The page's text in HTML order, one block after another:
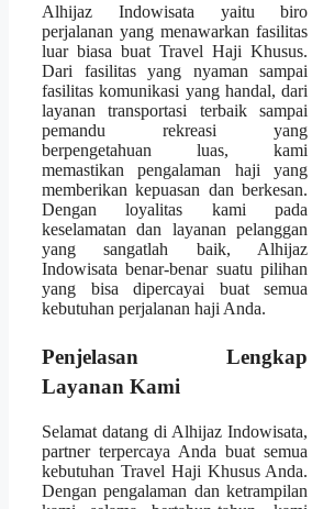
Alhijaz Indowisata yaitu biro
perjalanan yang menawarkan fasilitas
luar biasa buat Travel Haji Khusus.
Dari fasilitas yang nyaman sampai
fasilitas komunikasi yang handal, dari
layanan transportasi terbaik sampai
pemandu rekreasi yang
berpengetahuan luas, kami
memastikan pengalaman haji yang
memberikan kepuasan dan berkesan.
Dengan loyalitas kami pada
keselamatan dan layanan pelanggan
yang sangatlah baik, Alhijaz
Indowisata benar-benar suatu pilihan
yang bisa dipercayai buat semua
kebutuhan perjalanan haji Anda.
Penjelasan Lengkap
Layanan Kami
Selamat datang di Alhijaz Indowisata,
partner terpercaya Anda buat semua
kebutuhan Travel Haji Khusus Anda.
Dengan pengalaman dan ketrampilan